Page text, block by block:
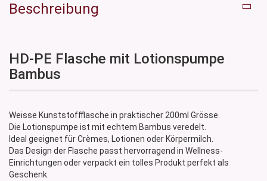
Beschreibung
HD-PE Flasche mit Lotionspumpe
Bambus
Weisse Kunststoffflasche in praktischer 200ml Grösse.
Die Lotionspumpe ist mit echtem Bambus veredelt.
Ideal geeignet für Crèmes, Lotionen oder Körpermilch.
Das Design der Flasche passt hervorragend in Wellness-
Einrichtungen oder verpackt ein tolles Produkt perfekt als
Geschenk.